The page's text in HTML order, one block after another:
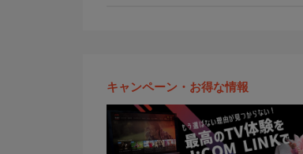
キャンペーン・お得な情報